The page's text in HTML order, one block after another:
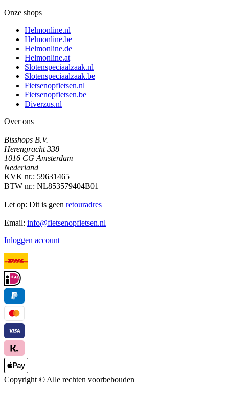
Onze shops
Helmonline.nl
Helmonline.be
Helmonline.de
Helmonline.at
Slotenspeciaalzaak.nl
Slotenspeciaalzaak.be
Fietsenopfietsen.nl
Fietsenopfietsen.be
Diverzus.nl
Over ons
Bisshops B.V.
Herengracht 338
1016 CG Amsterdam
Nederland
KVK nr.: 59631465
BTW nr.: NL853579404B01
Let op: Dit is geen retouradres
Email: info@fietsenopfietsen.nl
Inloggen account
Copyright © Alle rechten voorbehouden